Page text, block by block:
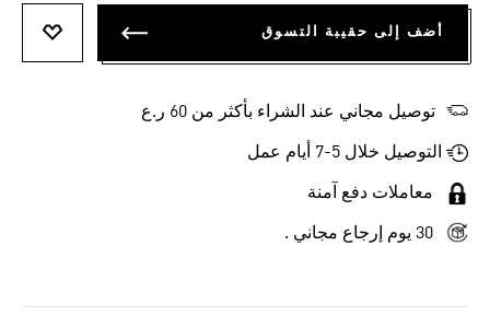
أضف إلى حقيبة التسوق
توصيل مجاني عند الشراء بأكثر من 60 ر.ع
التوصيل خلال 5-7 أيام عمل
معاملات دفع آمنة